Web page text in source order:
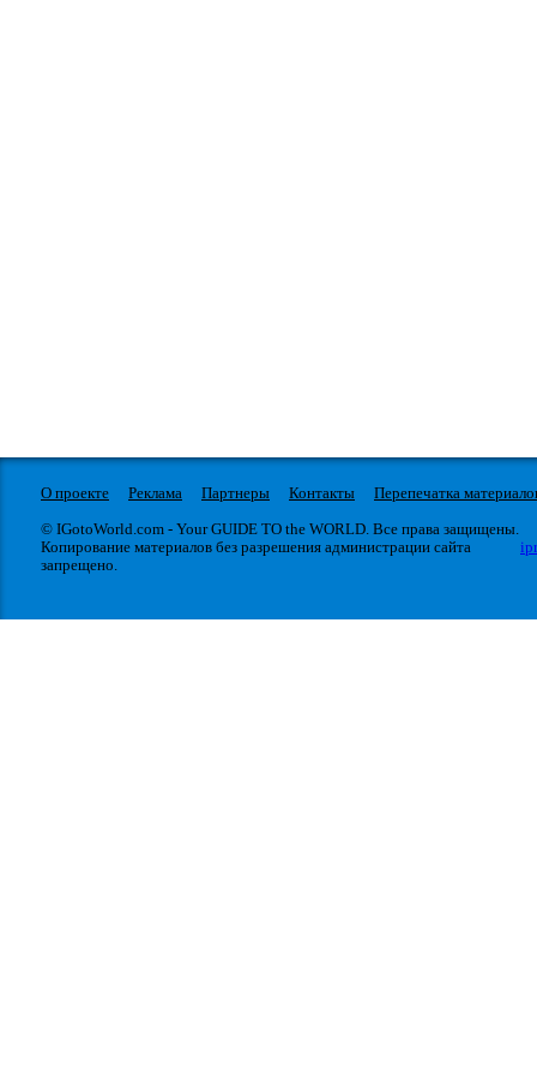
О проекте Реклама Партнеры Контакты
Перепечатка
© IGotoWorld.com - Your GUIDE TO the WORLD. Все права защищены.
Копирование материалов без разрешения администрации сайта
запрещено.